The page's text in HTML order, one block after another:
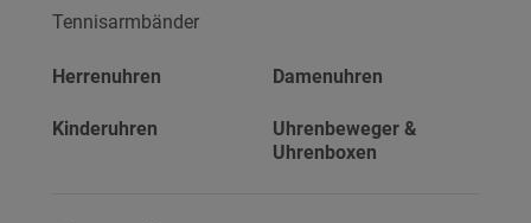
Tennisarmbänder
Herrenuhren Damenuhren
Kinderuhren
Uhrenbeweger &
Uhrenboxen